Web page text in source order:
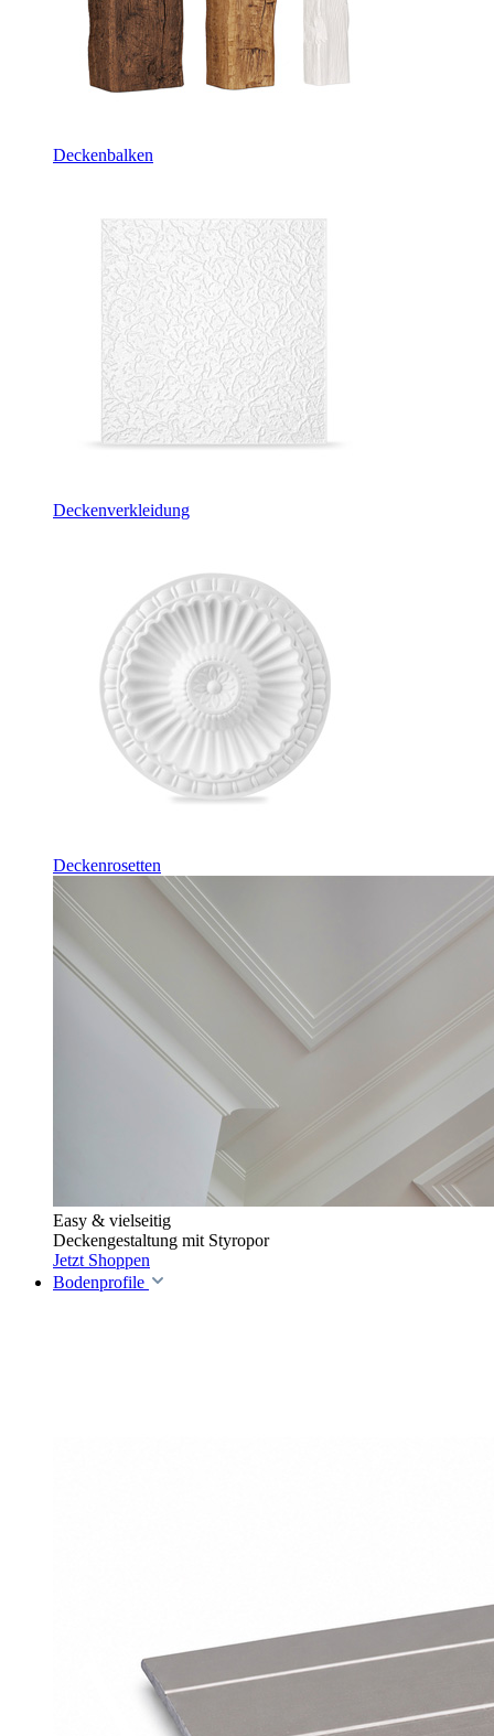
Deckenbalken
Deckenverkleidung
Deckenrosetten
Easy & vielseitig
Deckengestaltung mit Styropor
Jetzt Shoppen
Bodenprofile